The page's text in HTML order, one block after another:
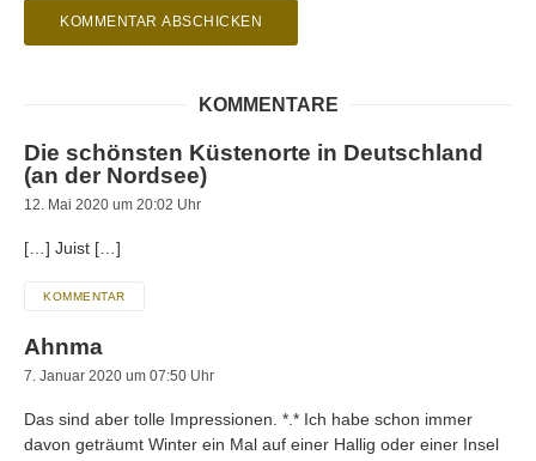
KOMMENTARE
Die schönsten Küstenorte in Deutschland
(an der Nordsee)
12. Mai 2020 um 20:02 Uhr
[…] Juist […]
KOMMENTAR
Ahnma
7. Januar 2020 um 07:50 Uhr
Das sind aber tolle Impressionen. *.* Ich habe schon immer
davon geträumt Winter ein Mal auf einer Hallig oder einer Insel